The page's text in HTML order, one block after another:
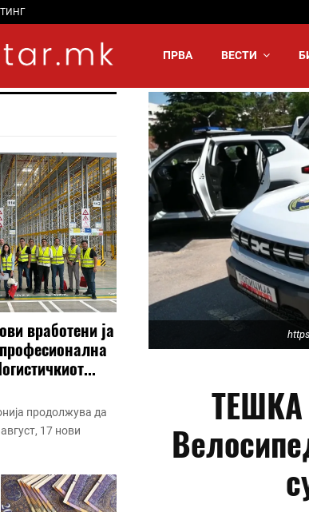
ПРВА ВЕСТИ
ТЕШКА
вработени ја
продолжува да
17 нови